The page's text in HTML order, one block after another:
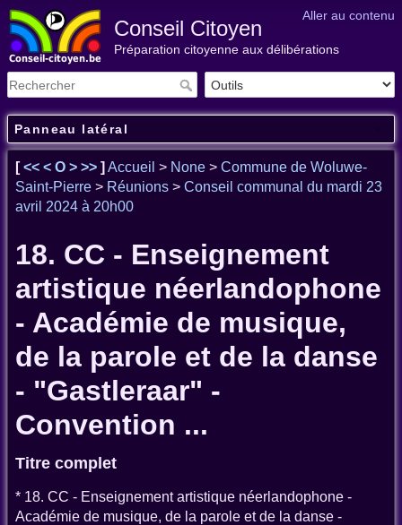
Aller au contenu
Conseil Citoyen
Préparation citoyenne aux délibérations
Panneau latéral
[<< < O > >> ] Accueil > None > Commune de Woluwe-
Saint-Pierre > Réunions > Conseil communal du mardi 23
avril 2024 à 20h00
18. CC - Enseignement
artistique néerlandophone
- Académie de musique,
de la parole et de la danse
- "Gastleraar" -
Convention ...
Titre complet
* 18. CC - Enseignement artistique néerlandophone -
Académie de musique, de la parole et de la danse -